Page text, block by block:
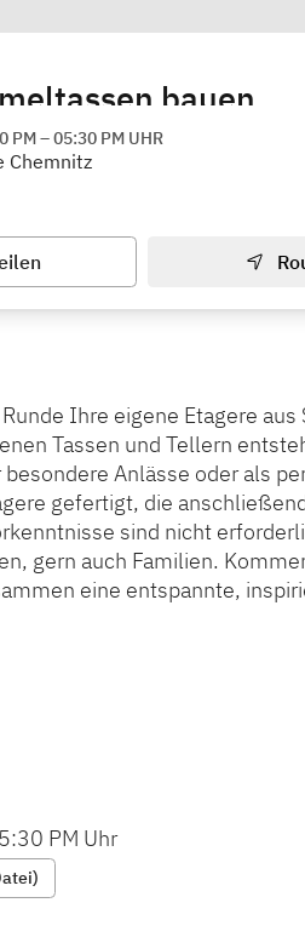
bauen
PM–05:30 PM UHR
Chemnitz
Ihre eigene Etagere
Tassen und Tellern
Anlässe oder als
gefertigt, die
sind nicht
gern auch Familien.
eine entspannte,
PM Uhr